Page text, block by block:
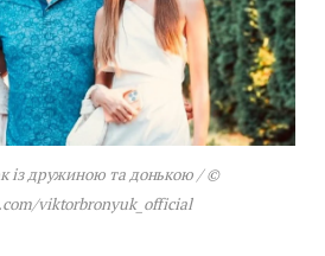
із дружиною та донькою / ©
viktorbronyuk_official